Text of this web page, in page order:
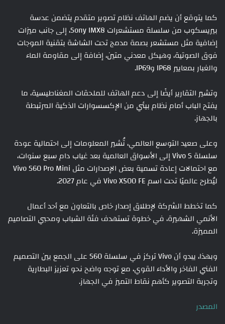
كما يتوقع أن يضم الهاتف نظام تصوير متقدم يتضمن عدسة
بيريسكوب من سلسلة مستشعرات Sony IMX8، إلى جانب ميزات
إضافية مثل مستشعر بصمة مدمج تحت الشاشة بتقنية الموجات
فوق الصوتية، وهيكل معدني متين، إضافة إلى مقاومة الماء
والغبار بمعايير IP68 وIP69.
وتشير التقارير أيضًا إلى دعم الهاتف للملحقات المغناطيسية، ما
يفتح الباب أمام نظام بيئي من الإكسسوارات الذكية المرتبطة
بالجهاز.
وعلى صعيد التوسع العالمي، تُشير المعلومات إلى احتمالية عودة
سلسلة Vivo S إلى الأسواق العالمية بعد غياب دام سبع سنوات،
مع احتمالات إعادة تسمية بعض الإصدارات مثل Vivo S60 Pro Mini
ليُطرح عالميًا تحت اسم Vivo X500 FE في عام 2027.
كما تخطط الشركة لإطلاق إصدار خاص بالتعاون مع أحد أعمال
الأنمي الشهيرة، في خطوة تستهدف فئة الشباب ومحبي التصاميم
المميزة.
وبهذا، يبدو أن Vivo تركز في سلسلة S60 على الجمع بين التصميم
الفني الفاخر والأداء القوي، مع توجه واضح نحو تعزيز البطارية
وتجربة التصوير كأهم نقاط التميز في الجهاز.
المصدر